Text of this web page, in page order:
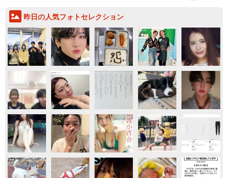
昨日の人気フォトセレクション